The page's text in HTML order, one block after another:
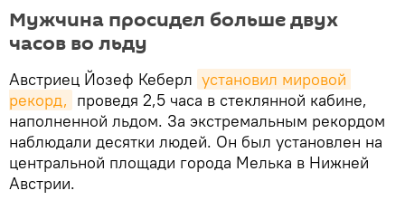
Мужчина просидел больше двух
часов во льду
Австриец Йозеф Кеберл установил мировой
рекорд, проведя 2,5 часа в стеклянной кабине,
наполненной льдом. За экстремальным рекордом
наблюдали десятки людей. Он был установлен на
центральной площади города Мелька в Нижней
Австрии.